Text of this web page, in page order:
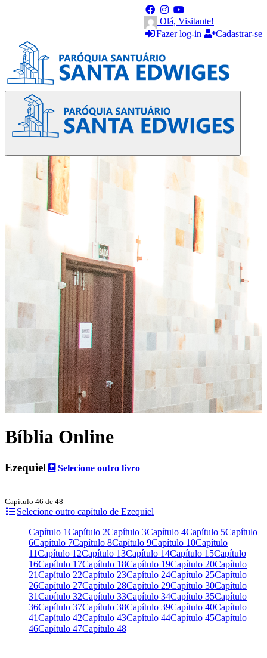
Olá, Visitante!
Fazer log-in
Cadastrar-se
Bíblia Online
Ezequiel Selecione outro livro
Capítulo 46 de 48
Selecione outro capítulo de Ezequiel
Capítulo 1Capítulo 2Capítulo 3Capítulo 4Capítulo 5Capítulo
6Capítulo 7Capítulo 8Capítulo 9Capítulo 10Capítulo
11Capítulo 12Capítulo 13Capítulo 14Capítulo 15Capítulo
16Capítulo 17Capítulo 18Capítulo 19Capítulo 20Capítulo
21Capítulo 22Capítulo 23Capítulo 24Capítulo 25Capítulo
26Capítulo 27Capítulo 28Capítulo 29Capítulo 30Capítulo
31Capítulo 32Capítulo 33Capítulo 34Capítulo 35Capítulo
36Capítulo 37Capítulo 38Capítulo 39Capítulo 40Capítulo
41Capítulo 42Capítulo 43Capítulo 44Capítulo 45Capítulo
46Capítulo 47Capítulo 48